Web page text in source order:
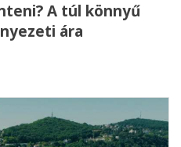
A túl könnyű
ára